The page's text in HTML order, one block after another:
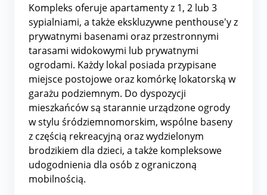
Kompleks oferuje apartamenty z 1, 2 lub 3
sypialniami, a także ekskluzywne penthouse'y z
prywatnymi basenami oraz przestronnymi
tarasami widokowymi lub prywatnymi
ogrodami. Każdy lokal posiada przypisane
miejsce postojowe oraz komórkę lokatorską w
garażu podziemnym. Do dyspozycji
mieszkańców są starannie urządzone ogrody
w stylu śródziemnomorskim, wspólne baseny
z częścią rekreacyjną oraz wydzielonym
brodzikiem dla dzieci, a także kompleksowe
udogodnienia dla osób z ograniczoną
mobilnością.